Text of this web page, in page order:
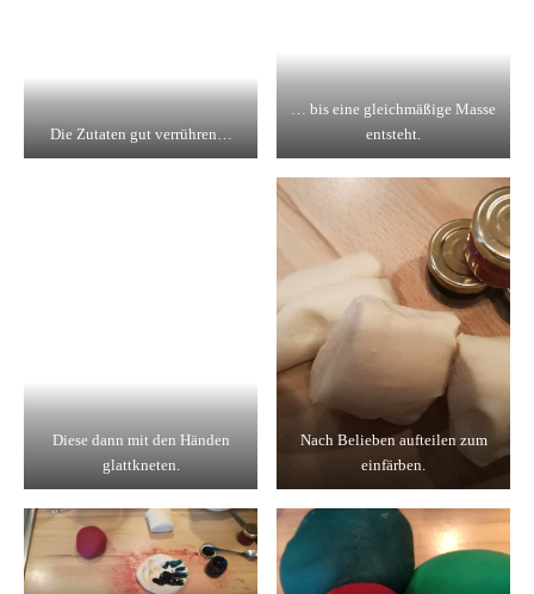
Die Zutaten gut verrühren…
… bis eine gleichmäßige Masse
entsteht.
Diese dann mit den Händen
glattkneten.
Nach Belieben aufteilen zum
einfärben.